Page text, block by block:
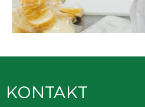
KONTAKT